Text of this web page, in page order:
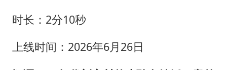
时长：2分10秒
上线时间：2026年6月26日